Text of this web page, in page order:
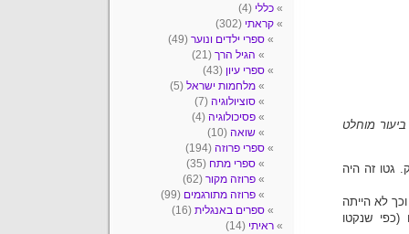
מוחלט
גטו זה היה
לא הייתה
(כפי שנקטו
כללי (4)
קראתי (302)
ספרי ילדים ונוער (49)
הגיל הרך (21)
ספרי עיון (43)
מלחמות ישראל (5)
סוציולוגיה (7)
פסיכולוגיה (4)
שואה (10)
ספרי פרוזה (194)
ספרי מתח (35)
פרוזה מקור (62)
פרוזה מתורגמים (99)
ספרים באנגלית (16)
ראיתי (14)